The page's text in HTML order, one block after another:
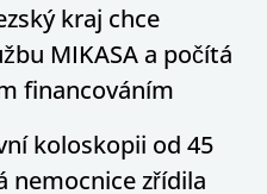
kraj chce
MIKASA a počítá
financováním
koloskopii od 45
nemocnice zřídila